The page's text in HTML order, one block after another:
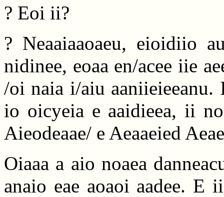
? Eoi ii?
? Neaaiaaoaeu, eioidiio
nidinee, eoaa en/acee iie
/oi naia i/aiu
io oicyeia e aaidieea, ii
Aieodeaae/ e Aeaaeied
Oiaaa a aio noaea
anaio eae aoaoi aadee.